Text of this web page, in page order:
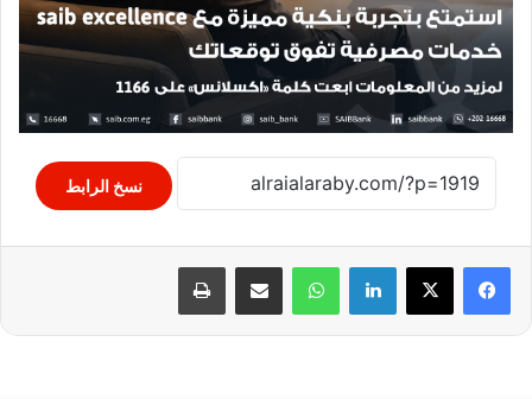
نسخ الرابط
لينكدإن واتساب مشاركة عبر البريد طباعة